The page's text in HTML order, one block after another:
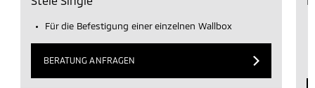
Für die Befestigung einer einzelnen Wallbox
BERATUNG ANFRAGEN